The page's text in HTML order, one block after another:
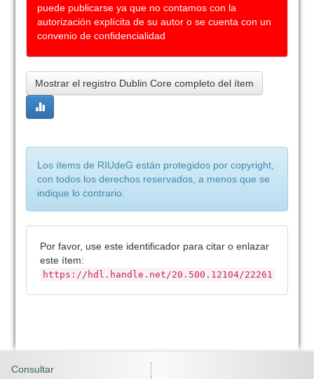
puede publicarse ya que no contamos con la
autorización explícita de su autor o se cuenta con un
convenio de confidencialidad
Mostrar el registro Dublin Core completo del ítem
Los ítems de RIUdeG están protegidos por copyright,
con todos los derechos reservados, a menos que se
indique lo contrario.
Por favor, use este identificador para citar o enlazar
este ítem:
https://hdl.handle.net/20.500.12104/22261
Consultar